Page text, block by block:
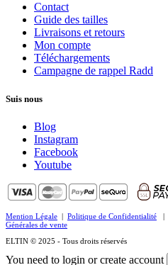
Contact
Guide des tailles
Livraisons et retours
Mon compte
Téléchargements
Campagne de rappel Radd
Suis nous
Blog
Instagram
Facebook
Youtube
Mention Légale | Politique de Confidentialité |
Générales de vente
ELTIN © 2025 - Tous droits réservés
You need to login or create account